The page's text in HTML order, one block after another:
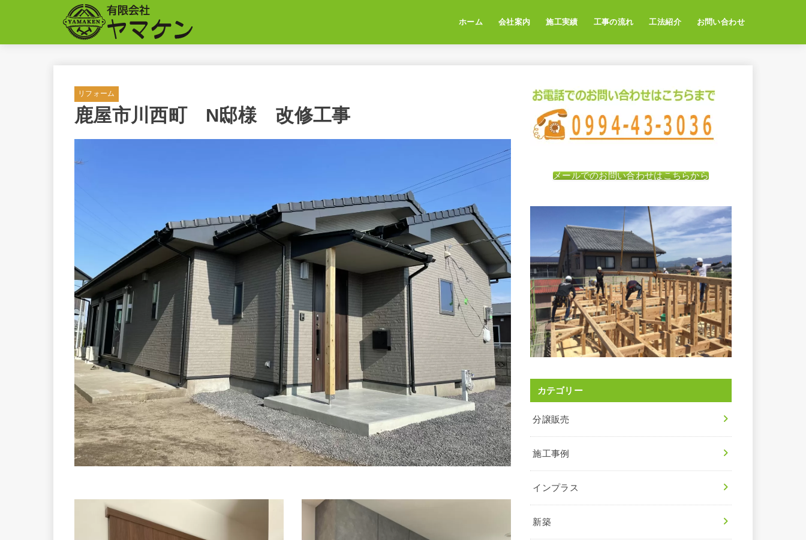
ホーム 会社案内 施工実績 工事の流れ 工法紹介 お問い合わせ
リフォーム
鹿屋市川西町 N邸様 改修工事
メールでのお問い合わせはこちらから
カテゴリー
分譲販売
施工事例
インプラス
新築